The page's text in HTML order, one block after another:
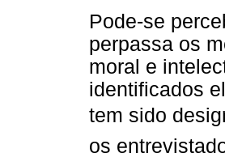
Pode-se
perpassa os
moral e
identificados
tem sido
os